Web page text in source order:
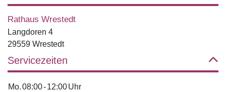
Rathaus Wrestedt
Langdoren 4
29559 Wrestedt
Servicezeiten
Mo.08:00-12:00Uhr